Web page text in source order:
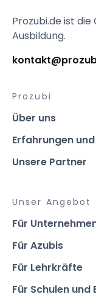
Prozubi.de ist
Ausbildung.
Prozubi
Über uns
Erfahrungen
Unsere Partner
Unser Angebot
Für
Für Azubis
Für Lehrkräfte
Für Schulen